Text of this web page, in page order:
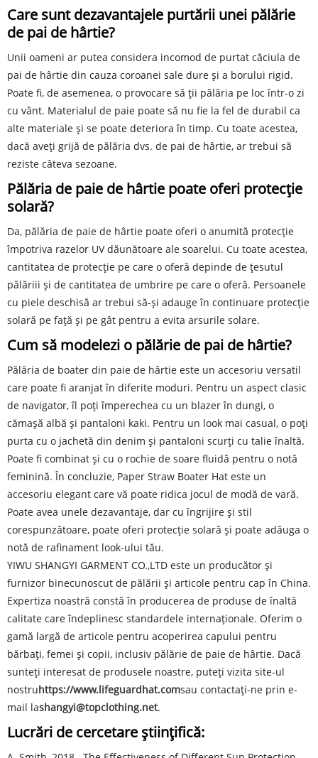
Care sunt dezavantajele purtării unei pălărie
de pai de hârtie?
Unii oameni ar putea considera incomod de purtat căciula de
pai de hârtie din cauza coroanei sale dure și a borului rigid.
Poate fi, de asemenea, o provocare să ții pălăria pe loc într-o zi
cu vânt. Materialul de paie poate să nu fie la fel de durabil ca
alte materiale și se poate deteriora în timp. Cu toate acestea,
dacă aveți grijă de pălăria dvs. de pai de hârtie, ar trebui să
reziste câteva sezoane.
Pălăria de paie de hârtie poate oferi protecție
solară?
Da, pălăria de paie de hârtie poate oferi o anumită protecție
împotriva razelor UV dăunătoare ale soarelui. Cu toate acestea,
cantitatea de protecție pe care o oferă depinde de țesutul
pălăriii și de cantitatea de umbrire pe care o oferă. Persoanele
cu piele deschisă ar trebui să-și adauge în continuare protecție
solară pe față și pe gât pentru a evita arsurile solare.
Cum să modelezi o pălărie de pai de hârtie?
Pălăria de boater din paie de hârtie este un accesoriu versatil
care poate fi aranjat în diferite moduri. Pentru un aspect clasic
de navigator, îl poți împerechea cu un blazer în dungi, o
cămașă albă și pantaloni kaki. Pentru un look mai casual, o poți
purta cu o jachetă din denim și pantaloni scurți cu talie înaltă.
Poate fi combinat și cu o rochie de soare fluidă pentru o notă
feminină. În concluzie, Paper Straw Boater Hat este un
accesoriu elegant care vă poate ridica jocul de modă de vară.
Poate avea unele dezavantaje, dar cu îngrijire și stil
corespunzătoare, poate oferi protecție solară și poate adăuga o
notă de rafinament look-ului tău.
YIWU SHANGYI GARMENT CO.,LTD este un producător și
furnizor binecunoscut de pălării și articole pentru cap în China.
Expertiza noastră constă în producerea de produse de înaltă
calitate care îndeplinesc standardele internaționale. Oferim o
gamă largă de articole pentru acoperirea capului pentru
bărbați, femei și copii, inclusiv pălărie de paie de hârtie. Dacă
sunteți interesat de produsele noastre, puteți vizita site-ul
nostruhttps://www.lifeguardhat.comsau contactați-ne prin e-
mail lashangyi@topclothing.net.
Lucrări de cercetare științifică: